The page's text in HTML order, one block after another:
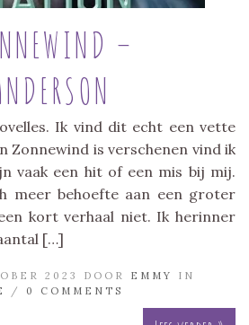
–
Ik vind dit echt een vette
Zonnewind is verschenen vind ik
vaak een hit of een mis bij mij.
meer behoefte aan een groter
kort verhaal niet. Ik herinner
[…]
2023 DOOR EMMY
IN
/ 0 COMMENTS